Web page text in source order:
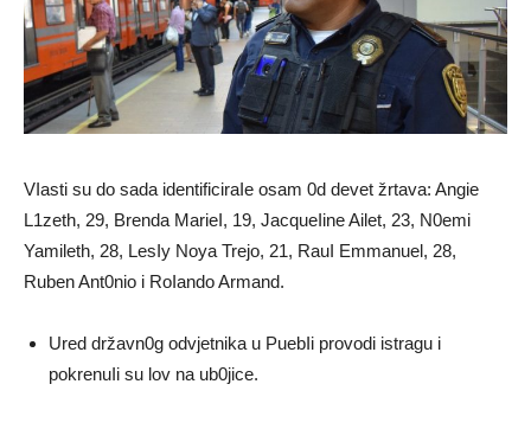
VIasti su do sada identificiraIe osam 0d devet žrtava: Angie
L1zeth, 29, Brenda MarieI, 19, JacqueIine Ailet, 23, N0emi
Yamileth, 28, LesIy Noya Trejo, 21, RauI Emmanuel, 28,
Ruben Ant0nio i RoIando Armand.
Ured državn0g odvjetnika u PuebIi provodi istragu i
pokrenuIi su lov na ub0jice.